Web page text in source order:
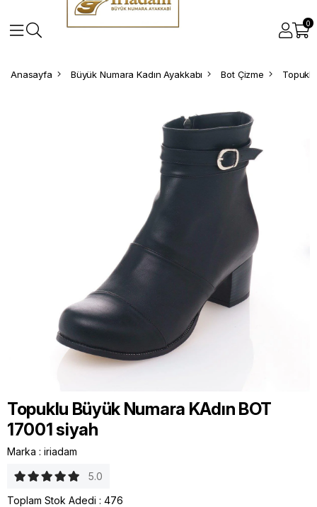
0
Anasayfa Büyük Numara Kadın Ayakkabı Bot Çizme
Topuklu Büyük Numara KAdın BOT
17001 siyah
Marka : iriadam
5.0
Toplam Stok Adedi : 476